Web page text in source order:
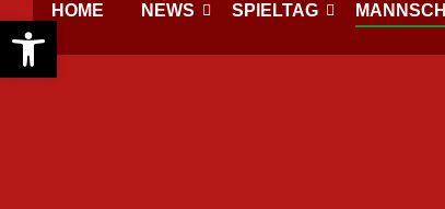
HOME NEWS SPIELTAG
Werkzeugleiste öffnen